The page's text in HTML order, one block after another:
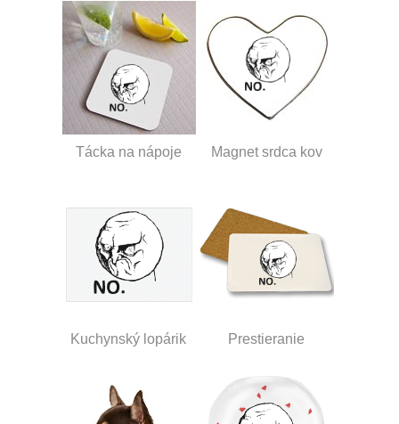
Tácka na nápoje Magnet srdca kov
Kuchynský lopárik Prestieranie